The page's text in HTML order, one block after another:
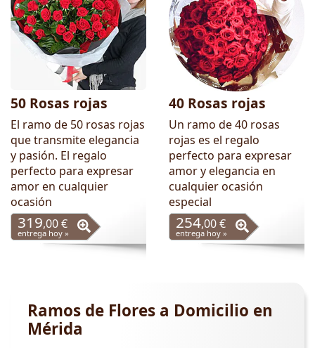
50 Rosas rojas
El ramo de 50 rosas rojas
que transmite elegancia
y pasión. El regalo
perfecto para expresar
amor en cualquier
ocasión
319,00 €
entrega hoy »
40 Rosas rojas
Un ramo de 40 rosas
rojas es el regalo
perfecto para expresar
amor y elegancia en
cualquier ocasión
especial
254,00 €
entrega hoy »
Ramos de Flores a Domicilio en
Mérida